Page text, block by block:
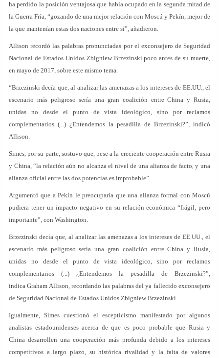
ha perdido la posición ventajosa que había ocupado en la segunda mitad de
la Guerra Fría, “gozando de una mejor relación con Moscú y Pekín, mejor de
la que mantenían estas dos naciones entre sí”, añadieron.
Allison recordó las palabras pronunciadas por el exconsejero de Seguridad
Nacional de Estados Unidos Zbigniew Brzezinski poco antes de su muerte,
en mayo de 2017, sobre este mismo tema.
“Brzezinski decía que, al analizar las amenazas a los intereses de EE.UU., el
escenario más peligroso sería una gran coalición entre China y Rusia,
unidas no desde el punto de vista ideológico, sino por reclamos
complementarios (...) ¿Entendemos la pesadilla de Brzezinski?”, indicó
Allison.
Simes, por su parte, sostuvo que, pese a la creciente cooperación entre Rusia
y China, “la relación aún no alcanza el nivel de una alianza de facto, y una
alianza oficial entre las dos potencias es improbable”.
Argumentó que a Pekín le preocuparía que una alianza formal con Moscú
pudiera tener un impacto negativo en su relación económica “frágil, pero
importante”, con Washington.
Brzezinski decía que, al analizar las amenazas a los intereses de EE.UU., el
escenario más peligroso sería una gran coalición entre China y Rusia,
unidas no desde el punto de vista ideológico, sino por reclamos
complementarios (...) ¿Entendemos la pesadilla de Brzezinski?”,
indica Graham Allison, recordando las palabras del ya fallecido exconsejero
de Seguridad Nacional de Estados Unidos Zbigniew Brzezinski.
Igualmente, Simes cuestionó el escepticismo manifestado por algunos
analistas estadounidenses acerca de que es poco probable que Rusia y
China desarrollen una cooperación más profunda debido a los intereses
competitivos a largo plazo, su histórica rivalidad y la falta de valores